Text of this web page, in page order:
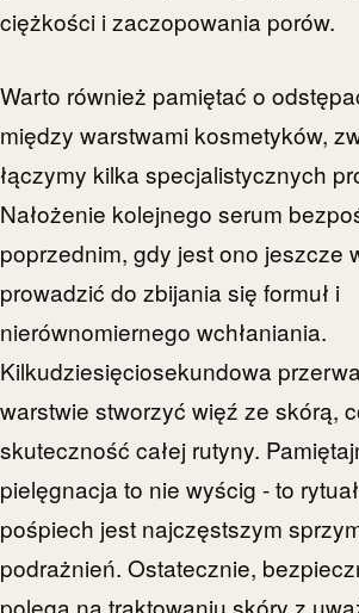
ciężkości i zaczopowania porów.
Warto również pamiętać o
między warstwami kosmetyków,
łączymy kilka specjalistycznych
Nałożenie kolejnego serum
poprzednim, gdy jest ono jeszcze
prowadzić do zbijania się formuł i
nierównomiernego wchłaniania.
Kilkudziesięciosekundowa
warstwie stworzyć więź ze skórą,
skuteczność całej rutyny.
pielęgnacja to nie wyścig - to
pośpiech jest najczęstszym
podrażnień. Ostatecznie,
polega na traktowaniu skóry z